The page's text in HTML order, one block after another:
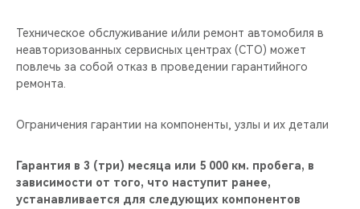
Техническое обслуживание и/или ремонт автомобиля в
неавторизованных сервисных центрах (СТО) может
повлечь за собой отказ в проведении гарантийного
ремонта.
Ограничения гарантии на компоненты, узлы и их детали
Гарантия в 3 (три) месяца или 5 000 км. пробега, в
зависимости от того, что наступит ранее,
устанавливается для следующих компонентов